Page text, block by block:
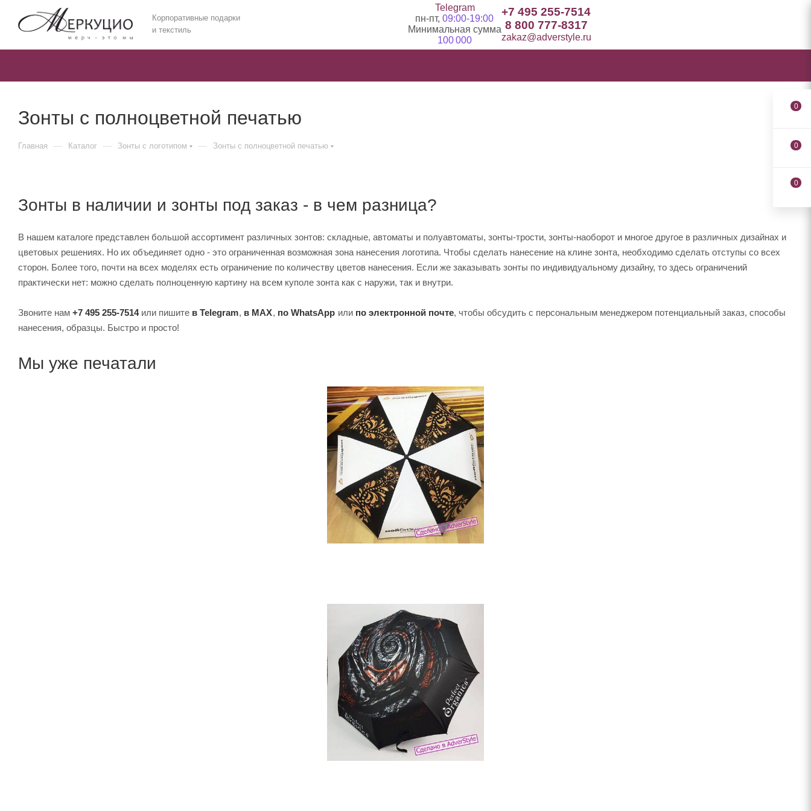
Корпоративные подарки
и текстиль
Telegram
пн-пт, 09:00-19:00
Минимальная сумма
100 000
+7 495 255-7514
8 800 777-8317
zakaz@adverstyle.ru
Зонты с полноцветной печатью
Главная — Каталог — Зонты с логотипом — Зонты с полноцветной печатью
Зонты в наличии и зонты под заказ - в чем разница?
В нашем каталоге представлен большой ассортимент различных зонтов: складные, автоматы и полуавтоматы, зонты-трости, зонты-наоборот и многое другое в различных дизайнах и
цветовых решениях. Но их объединяет одно - это ограниченная возможная зона нанесения логотипа. Чтобы сделать нанесение на клине зонта, необходимо сделать отступы со всех
сторон. Более того, почти на всех моделях есть ограничение по количеству цветов нанесения. Если же заказывать зонты по индивидуальному дизайну, то здесь ограничений
практически нет: можно сделать полноценную картину на всем куполе зонта как с наружи, так и внутри.
Звоните нам +7 495 255-7514или пишите в Telegram, в MAX, по WhatsApp или по электронной почте, чтобы обсудить с персональным менеджером потенциальный заказ, способы
нанесения, образцы. Быстро и просто!
Мы уже печатали
0
0
0